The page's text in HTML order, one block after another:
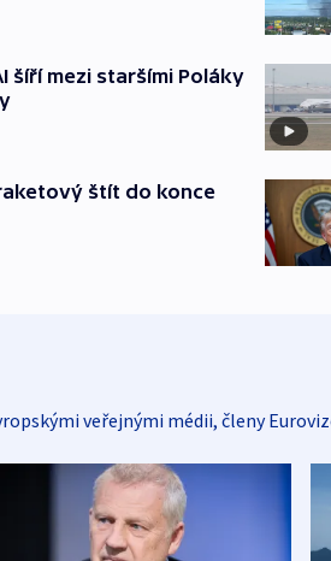
šíří mezi staršími Poláky
štít do konce
veřejnými médii, členy